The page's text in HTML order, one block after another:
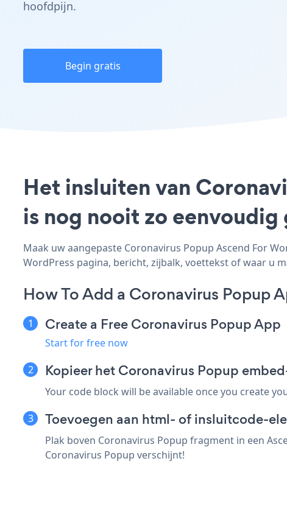
hoofdpijn.
Begin gratis
Het insluiten van
is nog nooit zo eenvoudig
Maak uw aangepaste Coronavirus Popup Ascend For
WordPress pagina, bericht, zijbalk, voettekst of waar u
How To Add a Coronavirus Popup
Create a Free Coronavirus Popup App
Start for free now
Kopieer het Coronavirus Popup
Your code block will be available once you create
Toevoegen aan html- of insluitcode-
Plak boven Coronavirus Popup fragment in een
Coronavirus Popup verschijnt!